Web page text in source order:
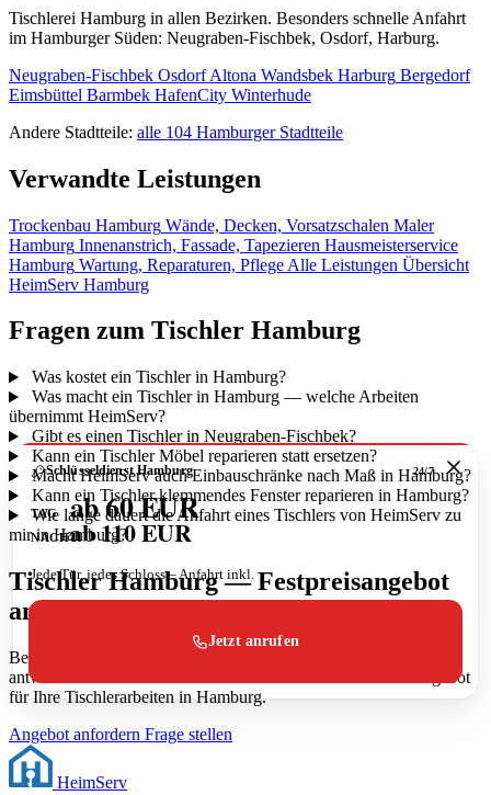
Schlüsseldienst Hamburg 24/7
TAG ab 60 EUR
NACHTab 110 EUR
Jede Tür, jedes Schloss – Anfahrt inkl.
Jetzt anrufen
Tischlerei Hamburg in allen Bezirken. Besonders schnelle Anfahrt
im Hamburger Süden: Neugraben-Fischbek, Osdorf, Harburg.
Neugraben-Fischbek Osdorf Altona Wandsbek Harburg Bergedorf
Eimsbüttel Barmbek HafenCity Winterhude
Andere Stadtteile: alle 104 Hamburger Stadtteile
Verwandte Leistungen
Trockenbau Hamburg Wände, Decken, Vorsatzschalen Maler
Hamburg Innenanstrich, Fassade, Tapezieren Hausmeisterservice
Hamburg Wartung, Reparaturen, Pflege Alle Leistungen Übersicht
HeimServ Hamburg
Fragen zum Tischler Hamburg
Was kostet ein Tischler in Hamburg?
Was macht ein Tischler in Hamburg — welche Arbeiten
übernimmt HeimServ?
Gibt es einen Tischler in Neugraben-Fischbek?
Kann ein Tischler Möbel reparieren statt ersetzen?
Macht HeimServ auch Einbauschränke nach Maß in Hamburg?
Kann ein Tischler klemmendes Fenster reparieren in Hamburg?
Wie lange dauert die Anfahrt eines Tischlers von HeimServ zu
mir in Hamburg?
Tischler Hamburg — Festpreisangebot
anfragen
Beschreiben Sie Ihr Vorhaben oder schicken Sie uns Fotos. Wir
antworten innerhalb von 24 Stunden mit einem konkreten Angebot
für Ihre Tischlerarbeiten in Hamburg.
Angebot anfordern Frage stellen
HeimServ